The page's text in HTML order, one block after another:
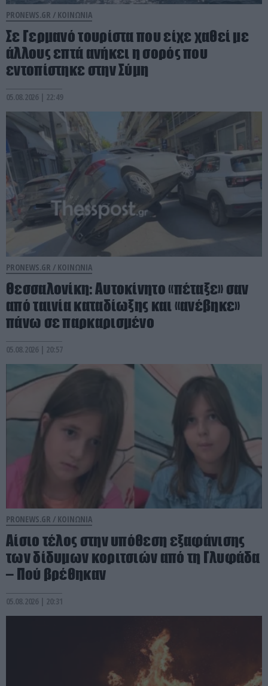
PRONEWS.GR / ΚΟΙΝΩΝΙΑ
Σε Γερμανό τουρίστα που είχε χαθεί με
άλλους επτά ανήκει η σορός που
εντοπίστηκε στην Σύμη
05.08.2026 | 22:49
PRONEWS.GR / ΚΟΙΝΩΝΙΑ
Θεσσαλονίκη: Αυτοκίνητο «πέταξε» σαν
από ταινία καταδίωξης και «ανέβηκε»
πάνω σε παρκαρισμένο
05.08.2026 | 20:57
PRONEWS.GR / ΚΟΙΝΩΝΙΑ
Αίσιο τέλος στην υπόθεση εξαφάνισης
των δίδυμων κοριτσιών από τη Γλυφάδα
– Πού βρέθηκαν
05.08.2026 | 20:31